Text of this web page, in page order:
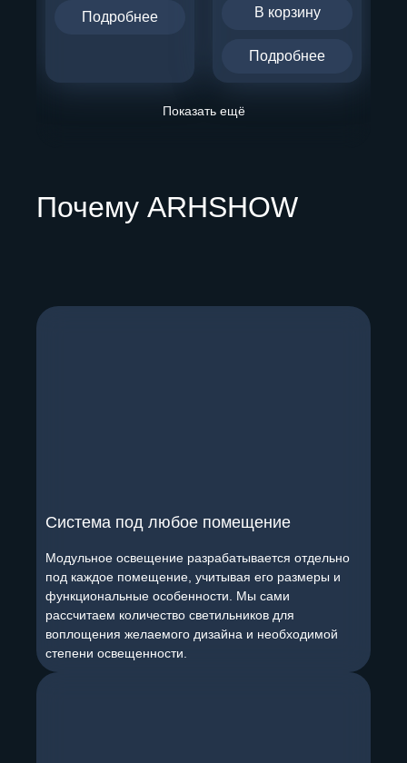
Подробнее В корзину
Подробнее
Показать ещё
Почему ARHSHOW
Система под любое помещение
Модульное освещение разрабатывается отдельно
под каждое помещение, учитывая его размеры и
функциональные особенности. Мы сами
рассчитаем количество светильников для
воплощения желаемого дизайна и необходимой
степени освещенности.